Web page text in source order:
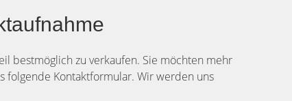
bestmöglich zu verkaufen. Sie möchten mehr
folgende Kontaktformular. Wir werden uns